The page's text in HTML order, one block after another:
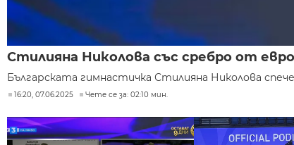
Стилияна Николова със сребро от
Българската гимнастичка Стилияна Николова
16:20, 07.06.2025 Чете се за: 02:10 мин.